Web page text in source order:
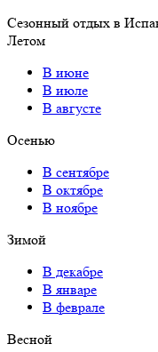
Сезонный отдых в
Летом
В июне
В июле
В августе
Осенью
В сентябре
В октябре
В ноябре
Зимой
В декабре
В январе
В феврале
Весной